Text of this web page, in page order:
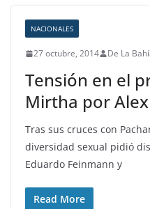
NACIONALES
27 octubre, 2014 De La
Tensión en el
Mirtha por
Tras sus cruces con
diversidad sexual pidió
Eduardo Feinmann y
Read More